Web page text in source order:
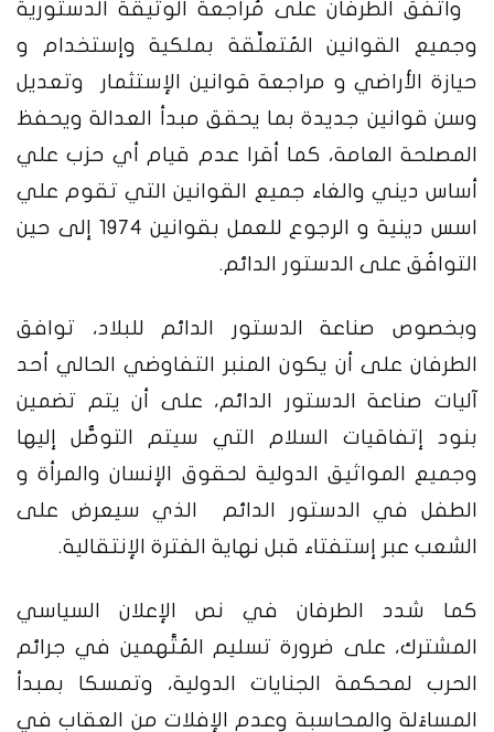
واتفق الطرفان على مُراجعة الوثيقة الدستورية
وجميع القوانين المُتعلِّقة بملكية وإستخدام و
حيازة الأراضي و مراجعة قوانين الإستثمار وتعديل
وسن قوانين جديدة بما يحقق مبدأ العدالة ويحفظ
المصلحة العامة، كما أقرا عدم قيام أي حزب علي
أساس ديني والغاء جميع القوانين التي تقوم علي
اسس دينية و الرجوع للعمل بقوانين 1974 إلى حين
التوافُق على الدستور الدائم.
وبخصوص صناعة الدستور الدائم للبلاد، توافق
الطرفان على أن يكون المنبر التفاوضي الحالي أحد
آليات صناعة الدستور الدائم، على أن يتم تضمين
بنود إتفاقيات السلام التي سيتم التوصُّل إليها
وجميع المواثيق الدولية لحقوق الإنسان والمرأة و
الطفل في الدستور الدائم الذي سيعرض على
الشعب عبر إستفتاء قبل نهاية الفترة الإنتقالية.
كما شدد الطرفان في نص الإعلان السياسي
المشترك، على ضرورة تسليم المُتَّهمين في جرائم
الحرب لمحكمة الجنايات الدولية، وتمسكا بمبدأ
المساءَلة والمحاسبة وعدم الإفلات من العقاب في